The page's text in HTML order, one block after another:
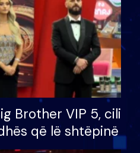
Brother VIP 5, cili
që lë shtëpinë